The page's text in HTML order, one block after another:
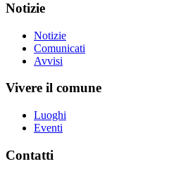
Notizie
Notizie
Comunicati
Avvisi
Vivere il comune
Luoghi
Eventi
Contatti